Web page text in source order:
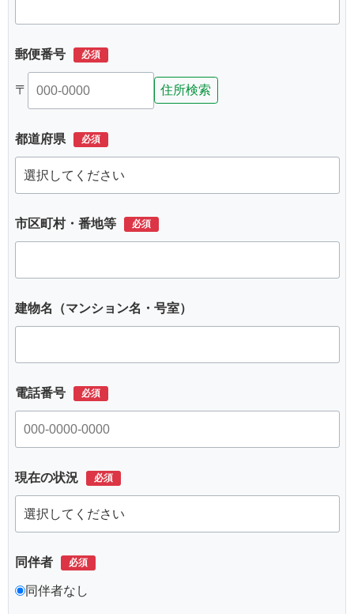
郵便番号
〒 住所検索
都道府県
市区町村・番地等
建物名（マンション名・号室）
電話番号
現在の状況
同伴者
同伴者なし